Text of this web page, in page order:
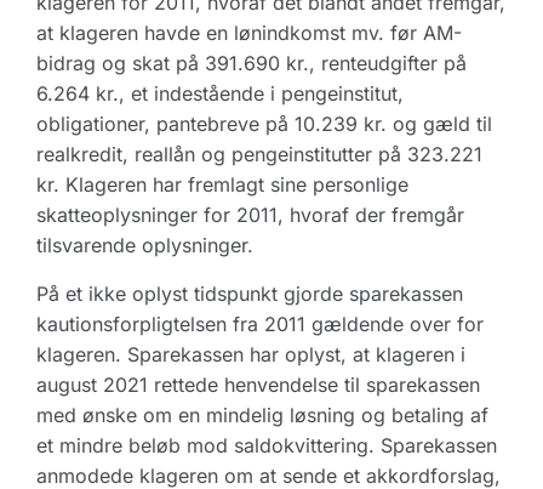
at klageren havde en lønindkomst mv. før AM-
bidrag og skat på 391.690 kr., renteudgifter på
6.264 kr., et indestående i pengeinstitut,
obligationer, pantebreve på 10.239 kr. og gæld til
realkredit, reallån og pengeinstitutter på 323.221
kr. Klageren har fremlagt sine personlige
skatteoplysninger for 2011, hvoraf der fremgår
tilsvarende oplysninger.
På et ikke oplyst tidspunkt gjorde sparekassen
kautionsforpligtelsen fra 2011 gældende over for
klageren. Sparekassen har oplyst, at klageren i
august 2021 rettede henvendelse til sparekassen
med ønske om en mindelig løsning og betaling af
et mindre beløb mod saldokvittering. Sparekassen
anmodede klageren om at sende et akkordforslag,